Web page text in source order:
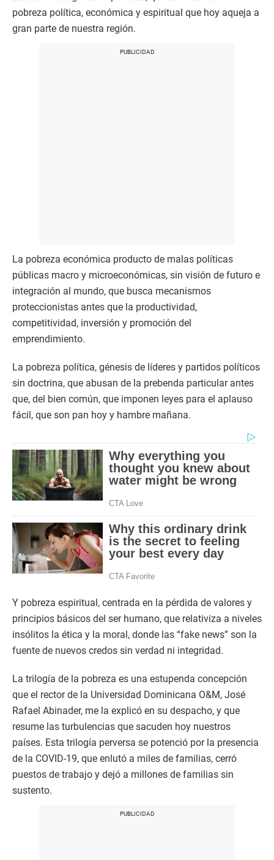
pobreza política, económica y espiritual que hoy aqueja a
gran parte de nuestra región.
La pobreza económica producto de malas políticas
públicas macro y microeconómicas, sin visión de futuro e
integración al mundo, que busca mecanismos
proteccionistas antes que la productividad,
competitividad, inversión y promoción del
emprendimiento.
La pobreza política, génesis de líderes y partidos políticos
sin doctrina, que abusan de la prebenda particular antes
que, del bien común, que imponen leyes para el aplauso
fácil, que son pan hoy y hambre mañana.
Y pobreza espiritual, centrada en la pérdida de valores y
principios básicos del ser humano, que relativiza a niveles
insólitos la ética y la moral, donde las “fake news” son la
fuente de nuevos credos sin verdad ni integridad.
La trilogía de la pobreza es una estupenda concepción
que el rector de la Universidad Dominicana O&M, José
Rafael Abinader, me la explicó en su despacho, y que
resume las turbulencias que sacuden hoy nuestros
países. Esta trilogía perversa se potenció por la presencia
de la COVID-19, que enlutó a miles de familias, cerró
puestos de trabajo y dejó a millones de familias sin
sustento.